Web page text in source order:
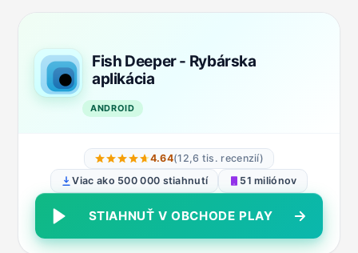
Fish Deeper - Rybárska
aplikácia
ANDROID
4.64(12,6 tis. recenzií)
Viac ako 500 000 stiahnutí
51 miliónov
STIAHNUŤ V OBCHODE PLAY